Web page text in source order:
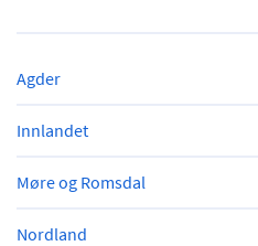
Agder
Innlandet
Møre og Romsdal
Nordland